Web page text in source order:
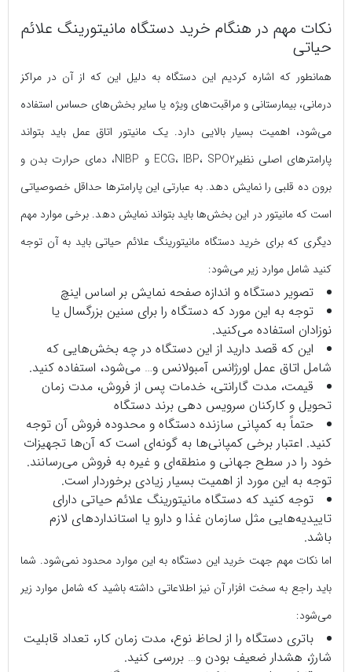
نکات مهم در هنگام خرید دستگاه مانیتورینگ علائم
حیاتی
همانطور که اشاره کردیم این دستگاه به دلیل این که از آن در مراکز
درمانی، بیمارستانی و مراقبت‌های ویژه یا سایر بخش‌های حساس استفاده
می‌شود، اهمیت بسیار بالایی دارد. یک مانیتور اتاق عمل باید بتواند
پارامترهای اصلی نظیرECG، IBP، SPO2 و NIBP، دمای حرارت بدن و
برون ده قلبی را نمایش دهد. به عبارتی این پارامتر‌ها حداقل خصوصیاتی
است که مانیتور در این بخش‌ها باید بتواند نمایش دهد. برخی موارد مهم
دیگری که برای خرید دستگاه مانیتورینگ علائم حیاتی باید به آن توجه
کنید شامل موارد زیر می‌شود:
تصویر دستگاه و اندازه صفحه نمایش بر اساس اینچ
توجه به این مورد که دستگاه را برای سنین بزرگسال یا
نوزادان استفاده می‌کنید.
این که قصد دارید از این دستگاه در چه بخش‌هایی که
شامل اتاق عمل اورژانس آمبولانس و… می‌شود، استفاده کنید.
قیمت، مدت گارانتی، خدمات پس از فروش، مدت زمان
تحویل و کارکنان سرویس دهی برند دستگاه
حتماً به کمپانی سازنده دستگاه و محدوده فروش آن توجه
کنید. اعتبار برخی کمپانی‌ها به گونه‌‌ای است که آن‌ها تجهیزات
خود را در سطح جهانی و منطقه‌ای و غیره به فروش می‌رسانند.
توجه به این مورد از اهمیت بسیار زیادی برخوردار است.
توجه کنید که دستگاه مانیتورینگ علائم حیاتی دارای
تاییدیه‌هایی مثل سازمان غذا و دارو یا استانداردهای لازم
باشد.
اما نکات مهم جهت خرید این دستگاه به این موارد محدود نمی‌شود. شما
باید راجع به سخت افزار آن نیز اطلاعاتی داشته باشید که شامل موارد زیر
می‌شود:
باتری دستگاه را از لحاظ نوع، مدت زمان کار، تعداد قابلیت
شارژ، هشدار ضعیف بودن و… بررسی کنید.